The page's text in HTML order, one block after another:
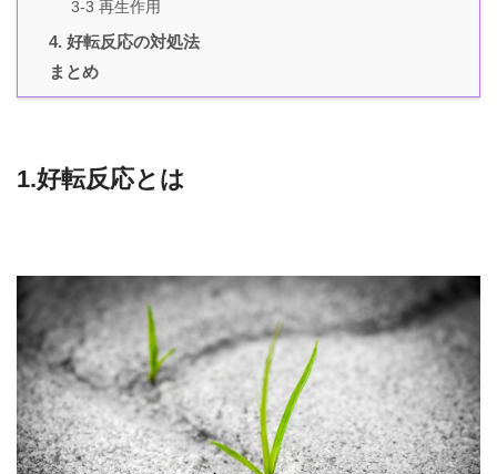
3-3 再生作用
4. 好転反応の対処法
まとめ
1.好転反応とは